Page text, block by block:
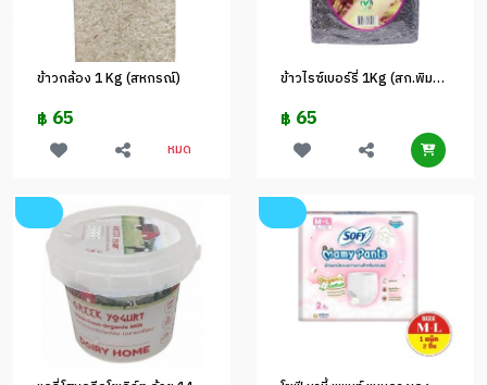
ข้าวกล้อง 1 Kg (สหกรณ์)
฿ 65
หมด
ข้าวไรซ์เบอร์รี่ 1Kg (สก.พิมาย)
฿ 65